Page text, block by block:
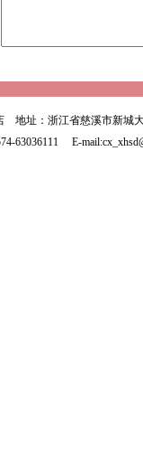
地址：浙江省慈溪市新城
63036111 E-